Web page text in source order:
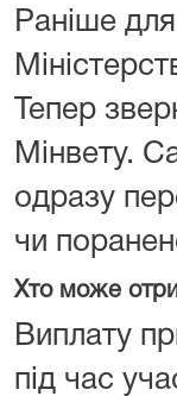
Раніше
Тепер
Мінвету.
одразу
чи
Хто може
Виплату
під час